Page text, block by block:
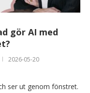
gör AI med
2026-05-20
ser ut genom fönstret.